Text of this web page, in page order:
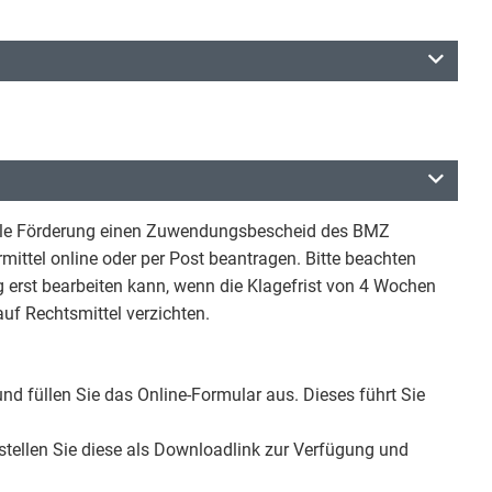
Förderung einen Zuwendungsbescheid des BMZ
online oder per Post beantragen. Bitte beachten
bearbeiten kann, wenn die Klagefrist von 4 Wochen
Rechtsmittel verzichten.
füllen Sie das Online-Formular aus. Dieses führt Sie
Sie diese als Downloadlink zur Verfügung und